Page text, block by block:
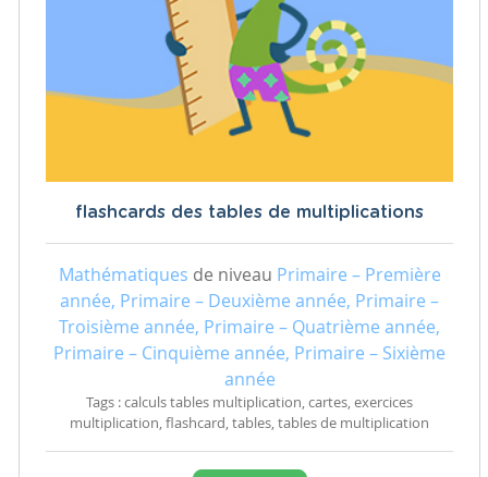
flashcards des tables de multiplications
Mathématiques de niveau Primaire – Première
année, Primaire – Deuxième année, Primaire –
Troisième année, Primaire – Quatrième année,
Primaire – Cinquième année, Primaire – Sixième
année
Tags : calculs tables multiplication, cartes, exercices
multiplication, flashcard, tables, tables de multiplication